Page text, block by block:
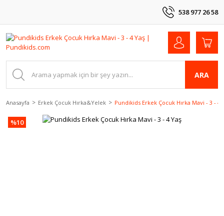
538 977 26 58
ARA
Anasayfa Erkek Çocuk Hırka&Yelek Pundikids Erkek Çocuk Hırka Mavi - 3 - 4
%10